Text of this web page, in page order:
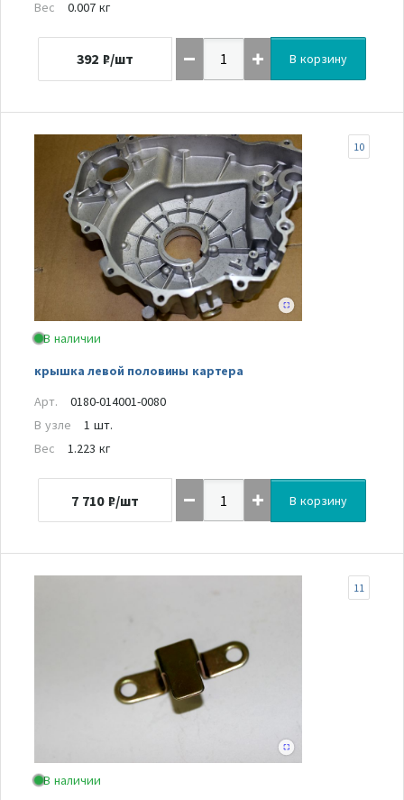
Вес 0.007 кг
392 ₽/шт В корзину
В наличии
крышка левой половины картера
10
Арт.
0180-014001-0080
В узле
1 шт.
Вес
1.223 кг
7 710 ₽/шт В корзину
В наличии
11